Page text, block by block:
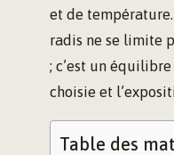
et de
radis ne se limite
; c’est un
choisie et
Table des